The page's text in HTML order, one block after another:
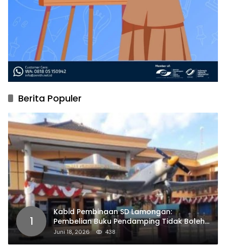
Berita Populer
1
Kabid Pembinaan SD Lamongan:
Pembelian Buku Pendamping Tidak Boleh
Dipaksakan
Juni 18, 2026 438